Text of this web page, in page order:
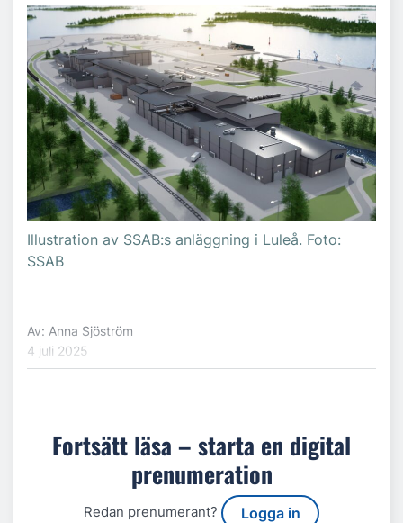
Illustration av SSAB:s anläggning i Luleå. Foto:
SSAB
Av: Anna Sjöström
4 juli 2025
Fortsätt läsa – starta en digital
prenumeration
Redan prenumerant? Logga in